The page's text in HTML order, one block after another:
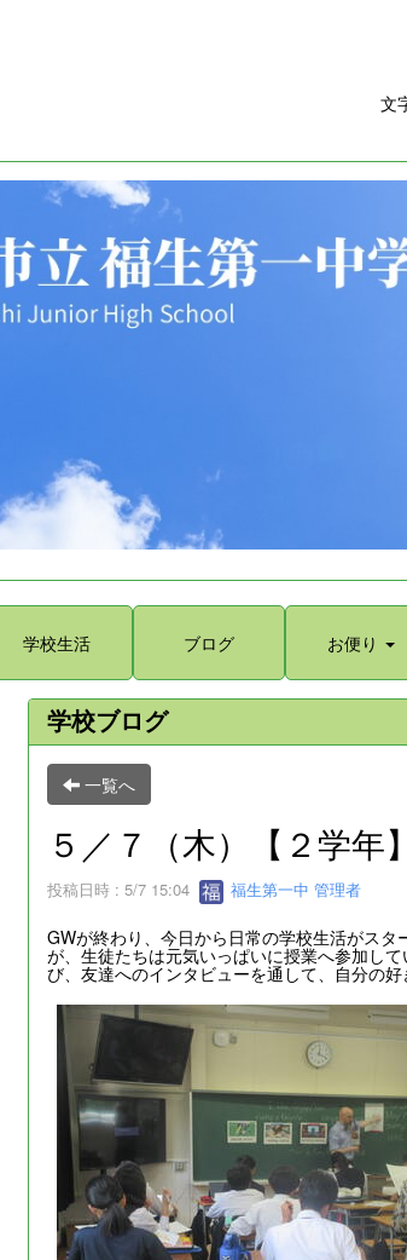
文
学校生活 ブログ お便り
学校ブログ
一覧へ
５／７（木）【２学年
投稿日時 : 5/7 15:04 福生第一中 管理者
GWが終わり、今日から日常の学校生活がス
が、生徒たちは元気いっぱいに授業へ参加し
び、友達へのインタビューを通して、自分の